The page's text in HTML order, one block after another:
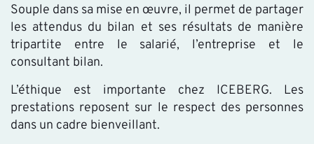
Souple dans sa mise en œuvre, il permet de partager
les attendus du bilan et ses résultats de manière
tripartite entre le salarié, l’entreprise et le
consultant bilan.
L’éthique est importante chez ICEBERG. Les
prestations reposent sur le respect des personnes
dans un cadre bienveillant.